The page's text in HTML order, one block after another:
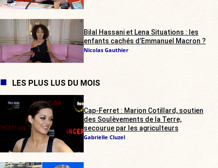
Bilal Hassani et Lena Situations : les
enfants cachés d’Emmanuel Macron ?
Nicolas Gauthier
LES PLUS LUS DU MOIS
Cap-Ferret : Marion Cotillard, soutien
des Soulèvements de la Terre,
secourue par les agriculteurs
Gabrielle Cluzel